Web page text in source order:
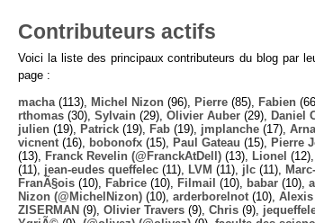
Contributeurs actifs
Voici la liste des principaux contributeurs du blog par
page :
macha (113), Michel Nizon (96), Pierre (85), Fabien
rthomas (30), Sylvain (29), Olivier Auber (29), Daniel
julien (19), Patrick (19), Fab (19), jmplanche (17),
vicnent (16), bobonofx (15), Paul Gateau (15), Pierre
(13),
Franck Revelin (@FranckAtDell) (13), Lionel (12),
(11), jean-eudes queffelec (11), LVM (11), jlc (11),
FranÃ§ois (10), Fabrice (10), Filmail (10), babar (10),
Nizon (@MichelNizon) (10), arderborelnot (10), Alexis
ZISERMAN (9), Olivier Travers (9), Chris (9),